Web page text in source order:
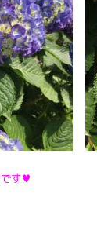
です♥